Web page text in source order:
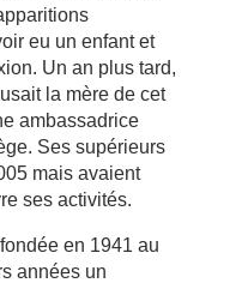
eu un enfant et
Un an plus tard,
la mère de cet
ambassadrice
Ses supérieurs
mais avaient
ses activités.
en 1941 au
années un